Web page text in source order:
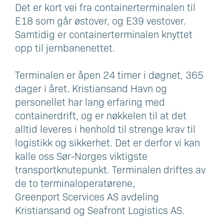
Det er kort vei fra containerterminalen til
E18 som går østover, og E39 vestover.
Samtidig er containerterminalen knyttet
opp til jernbanenettet.
Terminalen er åpen 24 timer i døgnet, 365
dager i året. Kristiansand Havn og
personellet har lang erfaring med
containerdrift, og er nøkkelen til at det
alltid leveres i henhold til strenge krav til
logistikk og sikkerhet. Det er derfor vi kan
kalle oss Sør-Norges viktigste
transportknutepunkt. Terminalen driftes av
de to terminaloperatørene,
Greenport Scervices AS avdeling
Kristiansand og Seafront Logistics AS.